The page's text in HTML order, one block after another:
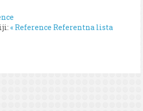
« Reference Referentna lista